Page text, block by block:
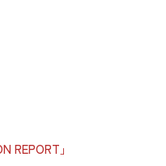
REPORT」